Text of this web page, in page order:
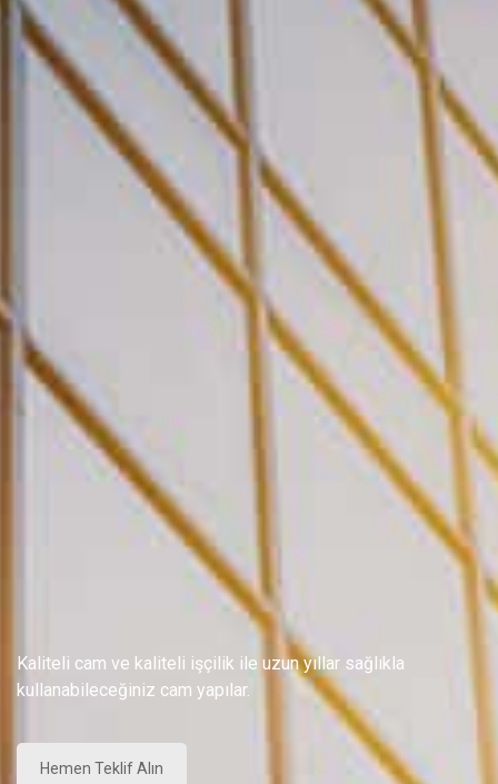
Kaliteli cam ve kaliteli işçilik ile uzun yıllar sağlıkla
kullanabileceğiniz cam yapılar.
Hemen Teklif Alın